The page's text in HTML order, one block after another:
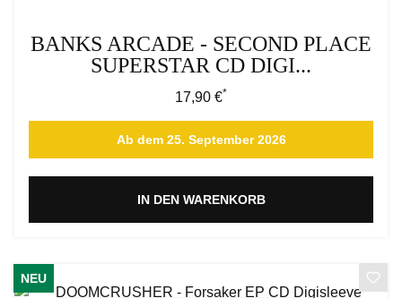
BANKS ARCADE - SECOND PLACE
SUPERSTAR CD DIGI...
Regulärer Preis:
17,90 €*
Ab dem 25. September 2026
IN DEN WARENKORB
NEU